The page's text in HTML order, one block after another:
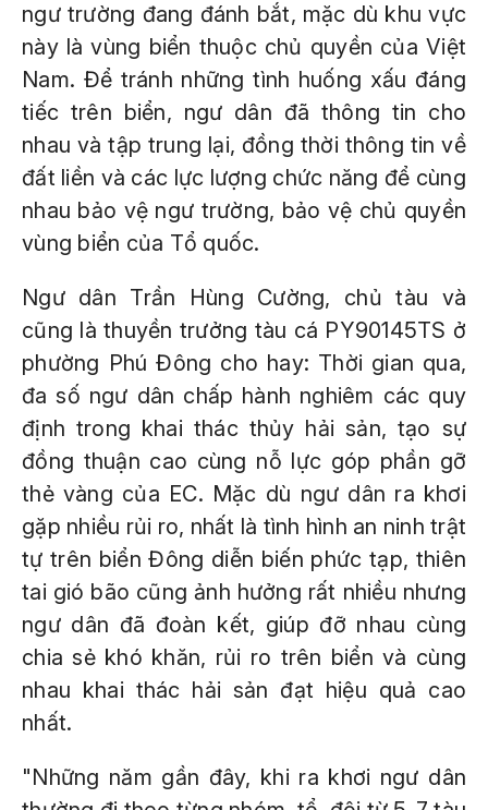
ngư trường đang đánh bắt, mặc dù khu vực
này là vùng biển thuộc chủ quyền của Việt
Nam. Để tránh những tình huống xấu đáng
tiếc trên biển, ngư dân đã thông tin cho
nhau và tập trung lại, đồng thời thông tin về
đất liền và các lực lượng chức năng để cùng
nhau bảo vệ ngư trường, bảo vệ chủ quyền
vùng biển của Tổ quốc.
Ngư dân Trần Hùng Cường, chủ tàu và
cũng là thuyền trưởng tàu cá PY90145TS ở
phường Phú Đông cho hay: Thời gian qua,
đa số ngư dân chấp hành nghiêm các quy
định trong khai thác thủy hải sản, tạo sự
đồng thuận cao cùng nỗ lực góp phần gỡ
thẻ vàng của EC. Mặc dù ngư dân ra khơi
gặp nhiều rủi ro, nhất là tình hình an ninh trật
tự trên biển Đông diễn biến phức tạp, thiên
tai gió bão cũng ảnh hưởng rất nhiều nhưng
ngư dân đã đoàn kết, giúp đỡ nhau cùng
chia sẻ khó khăn, rủi ro trên biển và cùng
nhau khai thác hải sản đạt hiệu quả cao
nhất.
"Những năm gần đây, khi ra khơi ngư dân